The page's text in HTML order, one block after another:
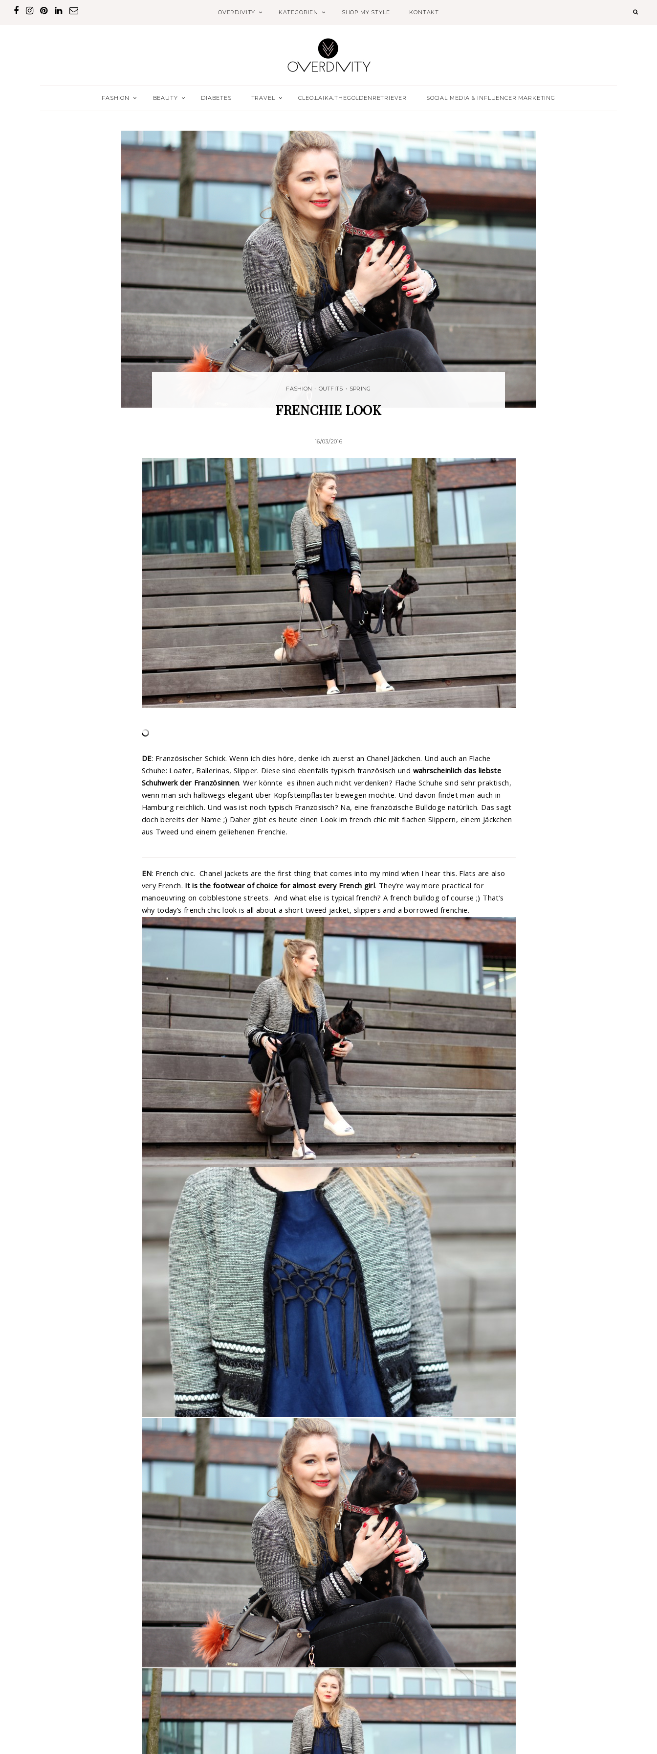
OVERDIVITY KATEGORIEN SHOP MY STYLE KONTAKT
FASHION BEAUTY DIABETES TRAVEL CLEO.LAIKA.THEGOLDENRETRIEVER SOCIAL MEDIA & INFLUENCER MARKETING
FASHION • OUTFITS • SPRING
FRENCHIE LOOK
16/03/2016
DE: Französischer Schick. Wenn ich dies höre, denke ich zuerst an Chanel Jäckchen. Und auch an Flache
Schuhe: Loafer, Ballerinas, Slipper. Diese sind ebenfalls typisch französisch und wahrscheinlich das liebste
Schuhwerk der Französinnen. Wer könnte es ihnen auch nicht verdenken? Flache Schuhe sind sehr praktisch,
wenn man sich halbwegs elegant über Kopfsteinpflaster bewegen möchte. Und davon findet man auch in
Hamburg reichlich. Und was ist noch typisch Französisch? Na, eine franzözische Bulldoge natürlich. Das sagt
doch bereits der Name ;) Daher gibt es heute einen Look im french chic mit flachen Slippern, einem Jäckchen
aus Tweed und einem geliehenen Frenchie.
EN: French chic. Chanel jackets are the first thing that comes into my mind when I hear this. Flats are also
very French. It is the footwear of choice for almost every French girl. They’re way more practical for
manoeuvring on cobblestone streets. And what else is typical french? A french bulldog of course ;) That’s
why today’s french chic look is all about a short tweed jacket, slippers and a borrowed frenchie.